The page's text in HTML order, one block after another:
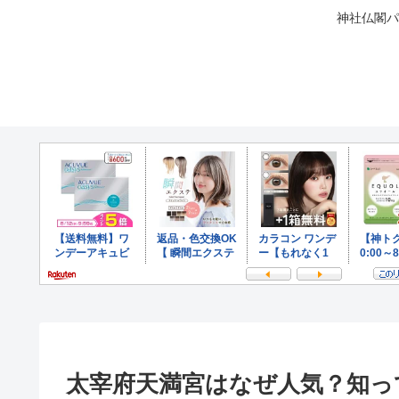
神社仏閣
太宰府天満宮はなぜ人気？知